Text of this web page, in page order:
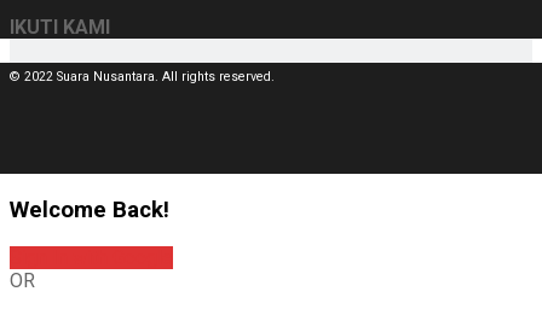
IKUTI KAMI
© 2022 Suara Nusantara. All rights reserved.
Welcome Back!
OR